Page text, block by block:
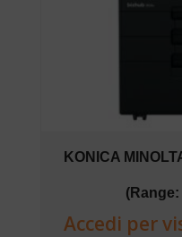
KONICA
(Range:
Accedi per